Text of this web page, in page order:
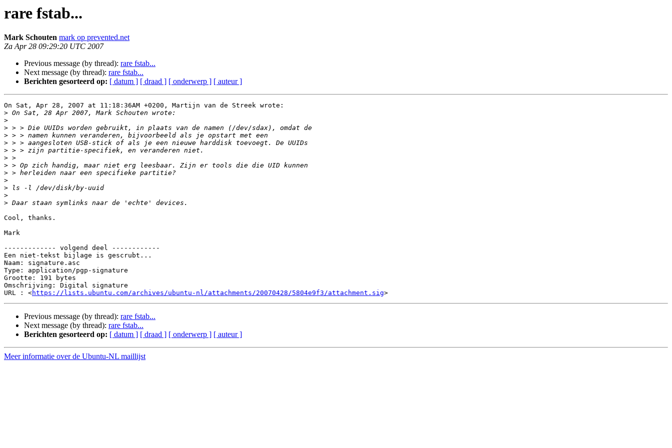
rare fstab...
Mark Schouten mark op prevented.net
Za Apr 28 09:29:20 UTC 2007
Previous message (by thread): rare fstab...
Next message (by thread): rare fstab...
Berichten gesorteerd op: [ datum ] [ draad ] [ onderwerp ] [ auteur ]
On Sat, Apr 28, 2007 at 11:18:36AM +0200, Martijn van de Streek wrote:
>
>
>
>
>
>
>
>
>
>
>
>
>
Cool, thanks.
Mark
------------- volgend deel ------------
Een niet-tekst bijlage is gescrubt...
Naam: signature.asc
Type: application/pgp-signature
Grootte: 191 bytes
Omschrijving: Digital signature
URL : <https://lists.ubuntu.com/archives/ubuntu-nl/attachments/20070428/5804e9f3/attachment.sig
Previous message (by thread): rare fstab...
Next message (by thread): rare fstab...
Berichten gesorteerd op: [ datum ] [ draad ] [ onderwerp ] [ auteur ]
Meer informatie over de Ubuntu-NL maillijst